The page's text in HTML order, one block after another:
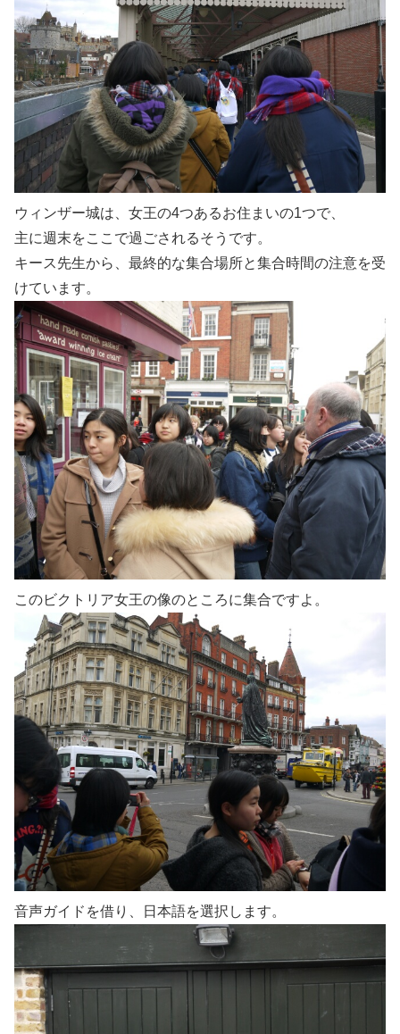
ウィンザー城は、女王の4つあるお住まいの1つで、
主に週末をここで過ごされるそうです。
キース先生から、最終的な集合場所と集合時間の注意を受
けています。
このビクトリア女王の像のところに集合ですよ。
音声ガイドを借り、日本語を選択します。